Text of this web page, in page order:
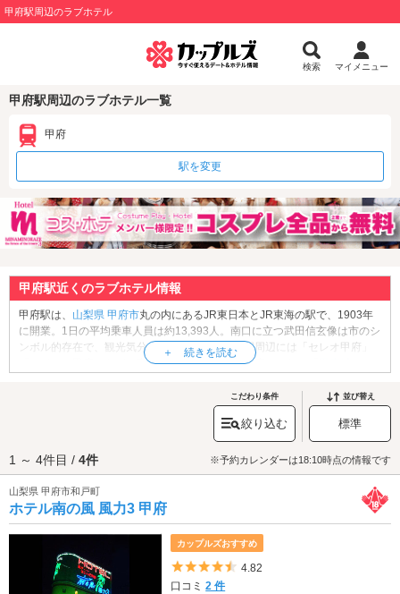
甲府駅周辺のラブホテル
検索 マイメニュー
甲府駅周辺のラブホテル一覧
甲府
駅を変更
甲府駅近くのラブホテル情報
甲府駅は、 山梨県 甲府市丸の内にあるJR東日本とJR東海の駅で、1903年
に開業。1日の平均乗車人員は約13,393人。南口に立つ武田信玄像は市のシ
ンボル的存在で、観光気分を高めてくれます。駅周辺には「セレオ甲府」
「ヨドバシ甲府」などの商業施設のほか、徳川家康ゆかりの「
充実。甲府観光の拠点として、ラブホテルを利用するのもおすすめです。
駅からアクセスしやすい場所に約5軒の居心地のよいラブホテルが点在して
おり、ゆったりとしたひとときを過ごせます。お部屋情報は
カップルズ
こだわり条件
絞り込む
並び替え
標準
1 ～ 4件目 / 4件 ※予約カレンダーは18:10時点の情報です
山梨県 甲府市和戸町
ホテル南の風 風力3 甲府
カップルズおすすめ
5つ星のうち4.5
4.82
口コミ2 件